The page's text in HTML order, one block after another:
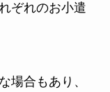
ぞれのお小遣
場合もあり、